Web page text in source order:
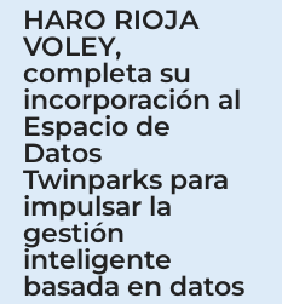
HARO RIOJA
VOLEY,
completa su
incorporación al
Espacio de
Datos
Twinparks para
impulsar la
gestión
inteligente
basada en datos